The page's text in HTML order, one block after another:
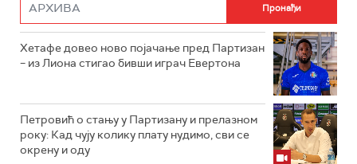
Хетафе довео ново појачање пред Партизан
– из Лиона стигао бивши играч Евертона
Петровић о стању у Партизану и прелазном
року: Кад чују колику плату нудимо, сви се
окрену и оду